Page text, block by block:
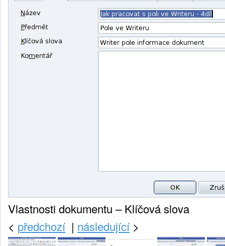
Vlastnosti dokumentu – Klíčová slova
< předchozí| následující>